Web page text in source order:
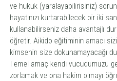
ve hukuk (yaralayabilirisiniz)
hayatınızı kurtarabilecek bir iki
kullanabilirseniz daha avantajlı
öğretir. Aikido eğitiminin amacı
kimsenin size dokunamayacağı
Temel amaç kendi vücudumuzu
zorlamak ve ona hakim olmayı